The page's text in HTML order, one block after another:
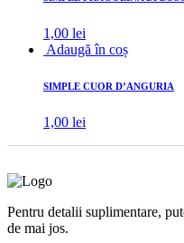
1,00 lei
Adaugă în coș
SIMPLE CUOR D’ANGURIA
1,00 lei
Pentru detalii suplimentare,
de mai jos.